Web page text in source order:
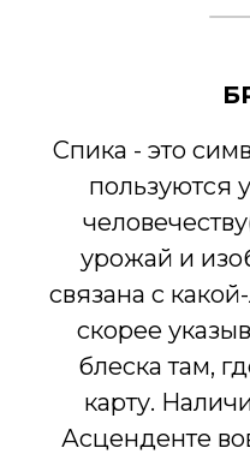
Спика - это
пользуются
урожай и
связана с
скорее
блеска там,
карту.
Асценденте